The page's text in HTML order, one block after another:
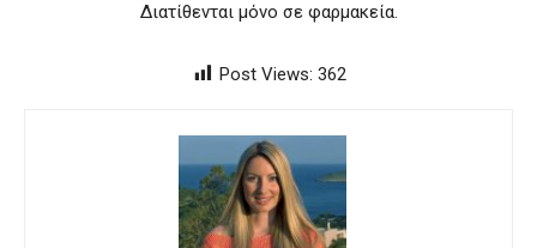
Διατίθενται μόνο σε φαρμακεία.
Post Views: 362